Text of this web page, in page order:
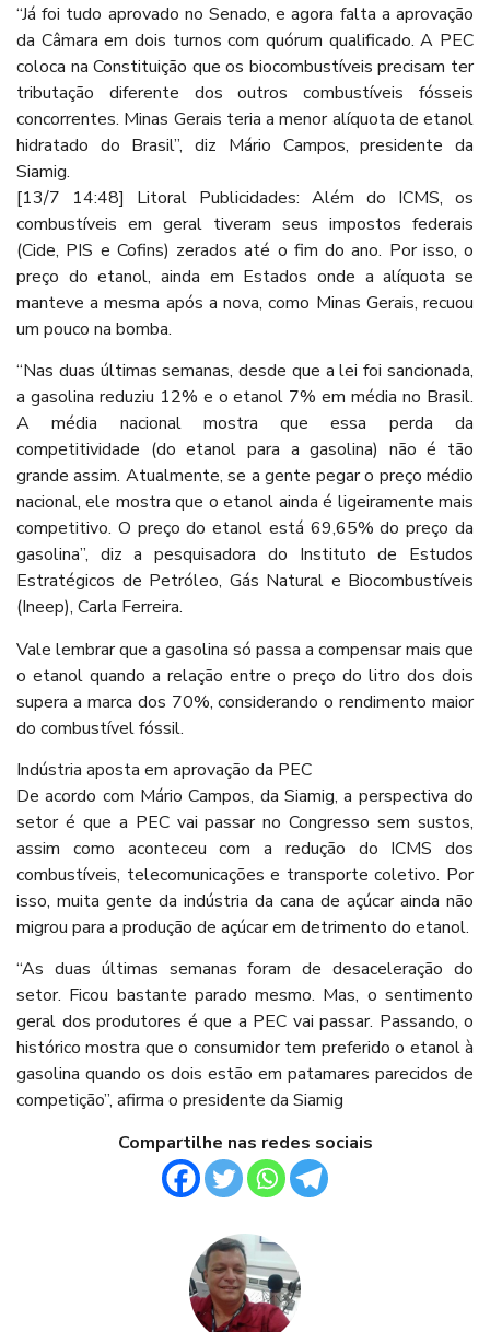
“Já foi tudo aprovado no Senado, e agora falta a aprovação
da Câmara em dois turnos com quórum qualificado. A PEC
coloca na Constituição que os biocombustíveis precisam ter
tributação diferente dos outros combustíveis fósseis
concorrentes. Minas Gerais teria a menor alíquota de etanol
hidratado do Brasil”, diz Mário Campos, presidente da
Siamig.
[13/7 14:48] Litoral Publicidades: Além do ICMS, os
combustíveis em geral tiveram seus impostos federais
(Cide, PIS e Cofins) zerados até o fim do ano. Por isso, o
preço do etanol, ainda em Estados onde a alíquota se
manteve a mesma após a nova, como Minas Gerais, recuou
um pouco na bomba.
“Nas duas últimas semanas, desde que a lei foi sancionada,
a gasolina reduziu 12% e o etanol 7% em média no Brasil.
A média nacional mostra que essa perda da
competitividade (do etanol para a gasolina) não é tão
grande assim. Atualmente, se a gente pegar o preço médio
nacional, ele mostra que o etanol ainda é ligeiramente mais
competitivo. O preço do etanol está 69,65% do preço da
gasolina”, diz a pesquisadora do Instituto de Estudos
Estratégicos de Petróleo, Gás Natural e Biocombustíveis
(Ineep), Carla Ferreira.
Vale lembrar que a gasolina só passa a compensar mais que
o etanol quando a relação entre o preço do litro dos dois
supera a marca dos 70%, considerando o rendimento maior
do combustível fóssil.
Indústria aposta em aprovação da PEC
De acordo com Mário Campos, da Siamig, a perspectiva do
setor é que a PEC vai passar no Congresso sem sustos,
assim como aconteceu com a redução do ICMS dos
combustíveis, telecomunicações e transporte coletivo. Por
isso, muita gente da indústria da cana de açúcar ainda não
migrou para a produção de açúcar em detrimento do etanol.
“As duas últimas semanas foram de desaceleração do
setor. Ficou bastante parado mesmo. Mas, o sentimento
geral dos produtores é que a PEC vai passar. Passando, o
histórico mostra que o consumidor tem preferido o etanol à
gasolina quando os dois estão em patamares parecidos de
competição”, afirma o presidente da Siamig
Compartilhe nas redes sociais